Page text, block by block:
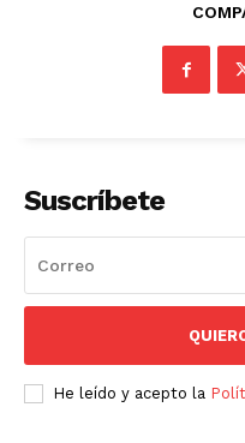
Suscríbete
He leído y acepto la